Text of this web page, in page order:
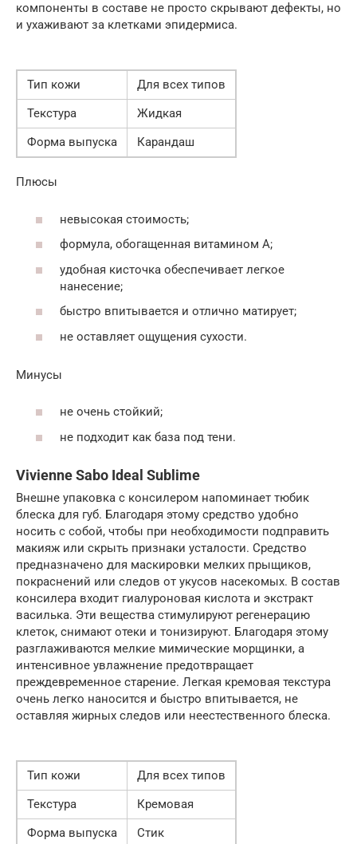
компоненты в составе не просто скрывают дефекты, но
и ухаживают за клетками эпидермиса.
Тип кожи
Для всех типов
Текстура
Жидкая
Форма выпуска
Карандаш
Плюсы
невысокая стоимость;
формула, обогащенная витамином А;
удобная кисточка обеспечивает легкое
нанесение;
быстро впитывается и отлично матирует;
не оставляет ощущения сухости.
Минусы
не очень стойкий;
не подходит как база под тени.
Vivienne Sabo Ideal Sublime
Внешне упаковка с консилером напоминает тюбик
блеска для губ. Благодаря этому средство удобно
носить с собой, чтобы при необходимости подправить
макияж или скрыть признаки усталости. Средство
предназначено для маскировки мелких прыщиков,
покраснений или следов от укусов насекомых. В состав
консилера входит гиалуроновая кислота и экстракт
василька. Эти вещества стимулируют регенерацию
клеток, снимают отеки и тонизируют. Благодаря этому
разглаживаются мелкие мимические морщинки, а
интенсивное увлажнение предотвращает
преждевременное старение. Легкая кремовая текстура
очень легко наносится и быстро впитывается, не
оставляя жирных следов или неестественного блеска.
Тип кожи
Для всех типов
Текстура
Кремовая
Форма выпуска
Стик